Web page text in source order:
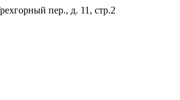
пер., д. 11, стр.2